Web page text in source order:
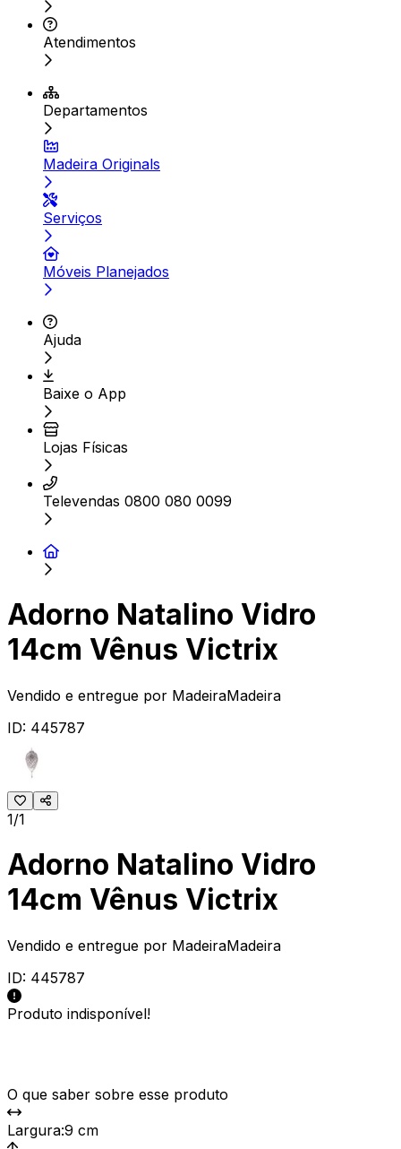
Atendimentos
Departamentos
Madeira Originals
Serviços
Móveis Planejados
Ajuda
Baixe o App
Lojas Físicas
Televendas 0800 080 0099
Adorno Natalino Vidro
14cm Vênus Victrix
Vendido e entregue por MadeiraMadeira
ID: 445787
1/1
Adorno Natalino Vidro
14cm Vênus Victrix
Vendido e entregue por MadeiraMadeira
ID: 445787
Produto indisponível!
O que saber sobre esse produto
Largura:9 cm